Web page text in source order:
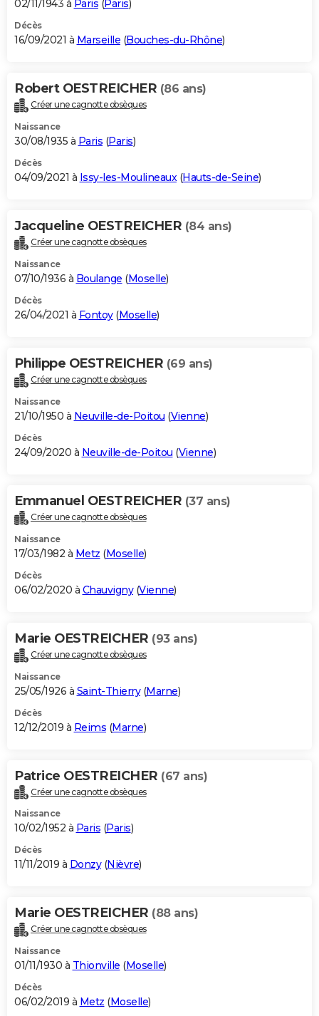
02/11/1943 à Paris (Paris)
Décès
16/09/2021 à Marseille (Bouches-du-Rhône)
Robert OESTREICHER (86 ans)
Créer une cagnotte obsèques
Naissance
30/08/1935 à Paris (Paris)
Décès
04/09/2021 à Issy-les-Moulineaux(Hauts-de-Seine)
Jacqueline OESTREICHER (84 ans)
Créer une cagnotte obsèques
Naissance
07/10/1936 à Boulange (Moselle)
Décès
26/04/2021 à Fontoy(Moselle)
Philippe OESTREICHER (69 ans)
Créer une cagnotte obsèques
Naissance
21/10/1950 à Neuville-de-Poitou (Vienne)
Décès
24/09/2020 à Neuville-de-Poitou (Vienne)
Emmanuel OESTREICHER (37 ans)
Créer une cagnotte obsèques
Naissance
17/03/1982 à Metz (Moselle)
Décès
06/02/2020 à Chauvigny(Vienne)
Marie OESTREICHER (93 ans)
Créer une cagnotte obsèques
Naissance
25/05/1926 à Saint-Thierry(Marne)
Décès
12/12/2019 à Reims (Marne)
Patrice OESTREICHER (67 ans)
Créer une cagnotte obsèques
Naissance
10/02/1952 à Paris (Paris)
Décès
11/11/2019 à Donzy(Nièvre)
Marie OESTREICHER (88 ans)
Créer une cagnotte obsèques
Naissance
01/11/1930 à Thionville (Moselle)
Décès
06/02/2019 à Metz (Moselle)